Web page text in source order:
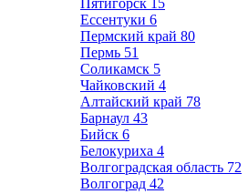
Пятигорск 15
Ессентуки 6
Пермский край 80
Пермь 51
Соликамск 5
Чайковский 4
Алтайский край 78
Барнаул 43
Бийск 6
Белокуриха 4
Волгоградская область 72
Волгоград 42